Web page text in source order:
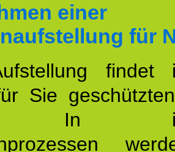
einer
für
findet
Sie
In